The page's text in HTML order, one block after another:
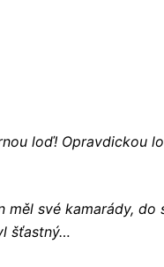
loď! Opravdickou
své kamarády, do
šťastný…